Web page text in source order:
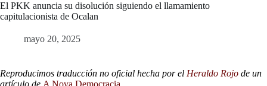
El PKK anuncia su disolución siguiendo el llamamiento
capitulacionista de Ocalan
mayo 20, 2025
Reproducimos traducción no oficial hecha por el Heraldo Rojo de un
artículo de A Nova Democracia